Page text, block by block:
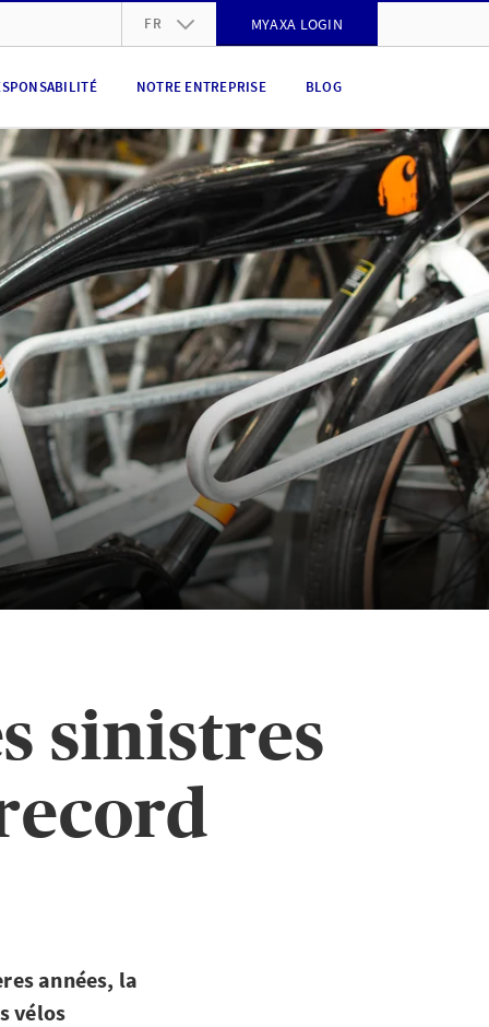
FR
IT
EN
MYAXA LOGIN
NOTRE ENTREPRISE BLOG
sinistres
années, la
vélos